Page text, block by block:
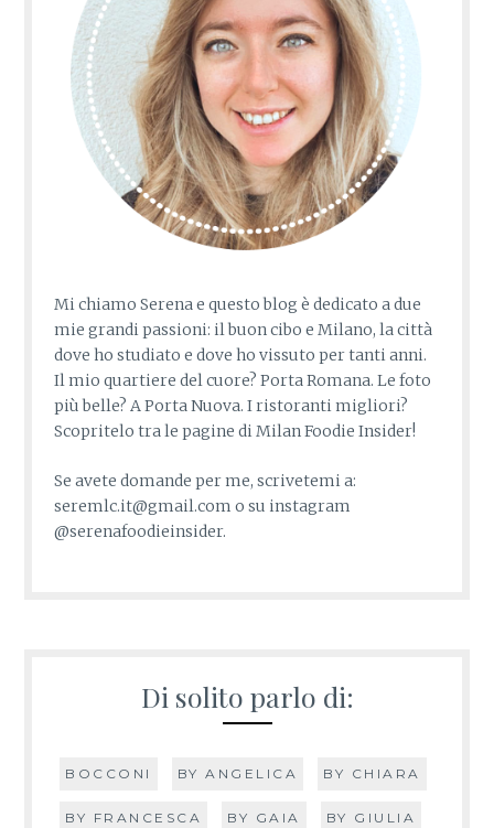
Mi chiamo Serena e questo blog è dedicato a due
mie grandi passioni: il buon cibo e Milano, la città
dove ho studiato e dove ho vissuto per tanti anni.
Il mio quartiere del cuore? Porta Romana. Le foto
più belle? A Porta Nuova. I ristoranti migliori?
Scopritelo tra le pagine di Milan Foodie Insider!
Se avete domande per me, scrivetemi a:
seremlc.it@gmail.com o su instagram
@serenafoodieinsider.
Di solito parlo di:
BOCCONI BY ANGELICA BY CHIARA
BY FRANCESCA BY GAIA BY GIULIA